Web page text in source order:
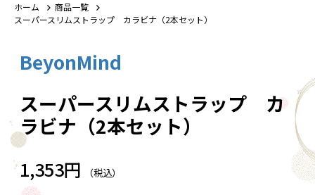
ホーム
商品一覧
スーパースリムストラップ カラビナ（2本セット）
BeyonMind
スーパースリムストラップ カ
ラビナ（2本セット）
1,353円 （税込）